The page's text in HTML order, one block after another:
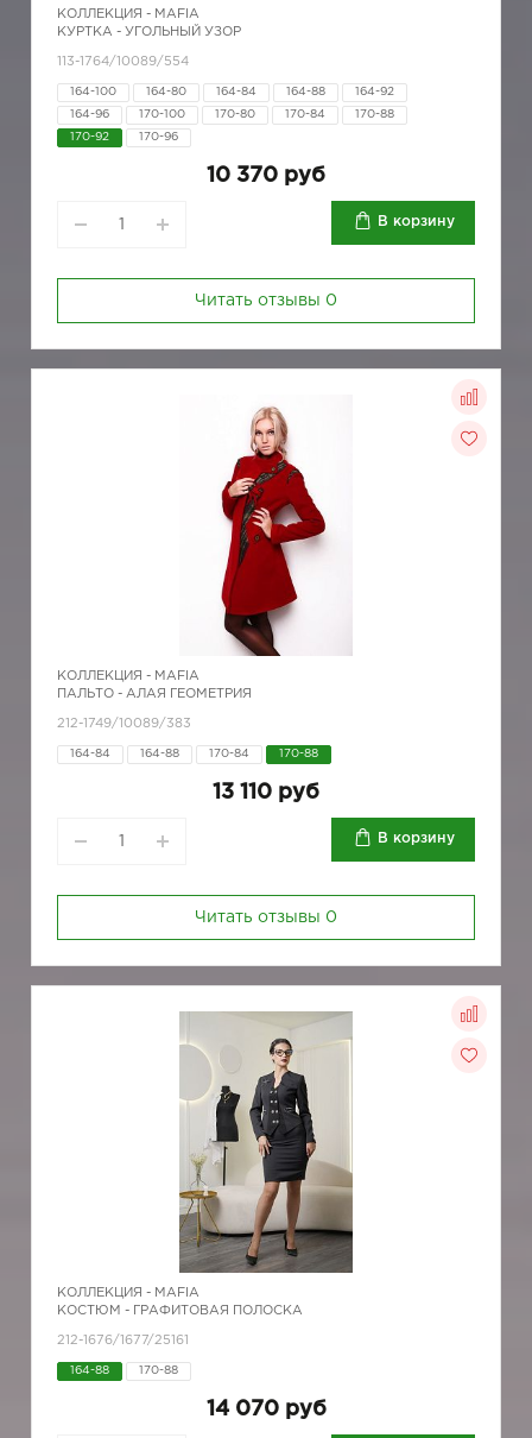
КОЛЛЕКЦИЯ - MAFIA
КУРТКА - УГОЛЬНЫЙ УЗОР
113-1764/10089/554
164-100 164-80 164-84 164-88 164-92
164-96 170-100 170-80 170-84 170-88
170-92 170-96
10 370 руб
В корзину
Читать отзывы 0
КОЛЛЕКЦИЯ - MAFIA
ПАЛЬТО - АЛАЯ ГЕОМЕТРИЯ
212-1749/10089/383
164-84 164-88 170-84 170-88
13 110 руб
В корзину
Читать отзывы 0
КОЛЛЕКЦИЯ - MAFIA
КОСТЮМ - ГРАФИТОВАЯ ПОЛОСКА
212-1676/1677/25161
164-88 170-88
14 070 руб